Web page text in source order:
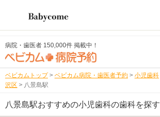
病院・歯医者 150,000件 掲載中！
ベビカムトップ > ベビカム病院・歯医者予約 > 小児歯科
沢区 > 八景島駅
八景島駅おすすめの小児歯科の歯科を探す